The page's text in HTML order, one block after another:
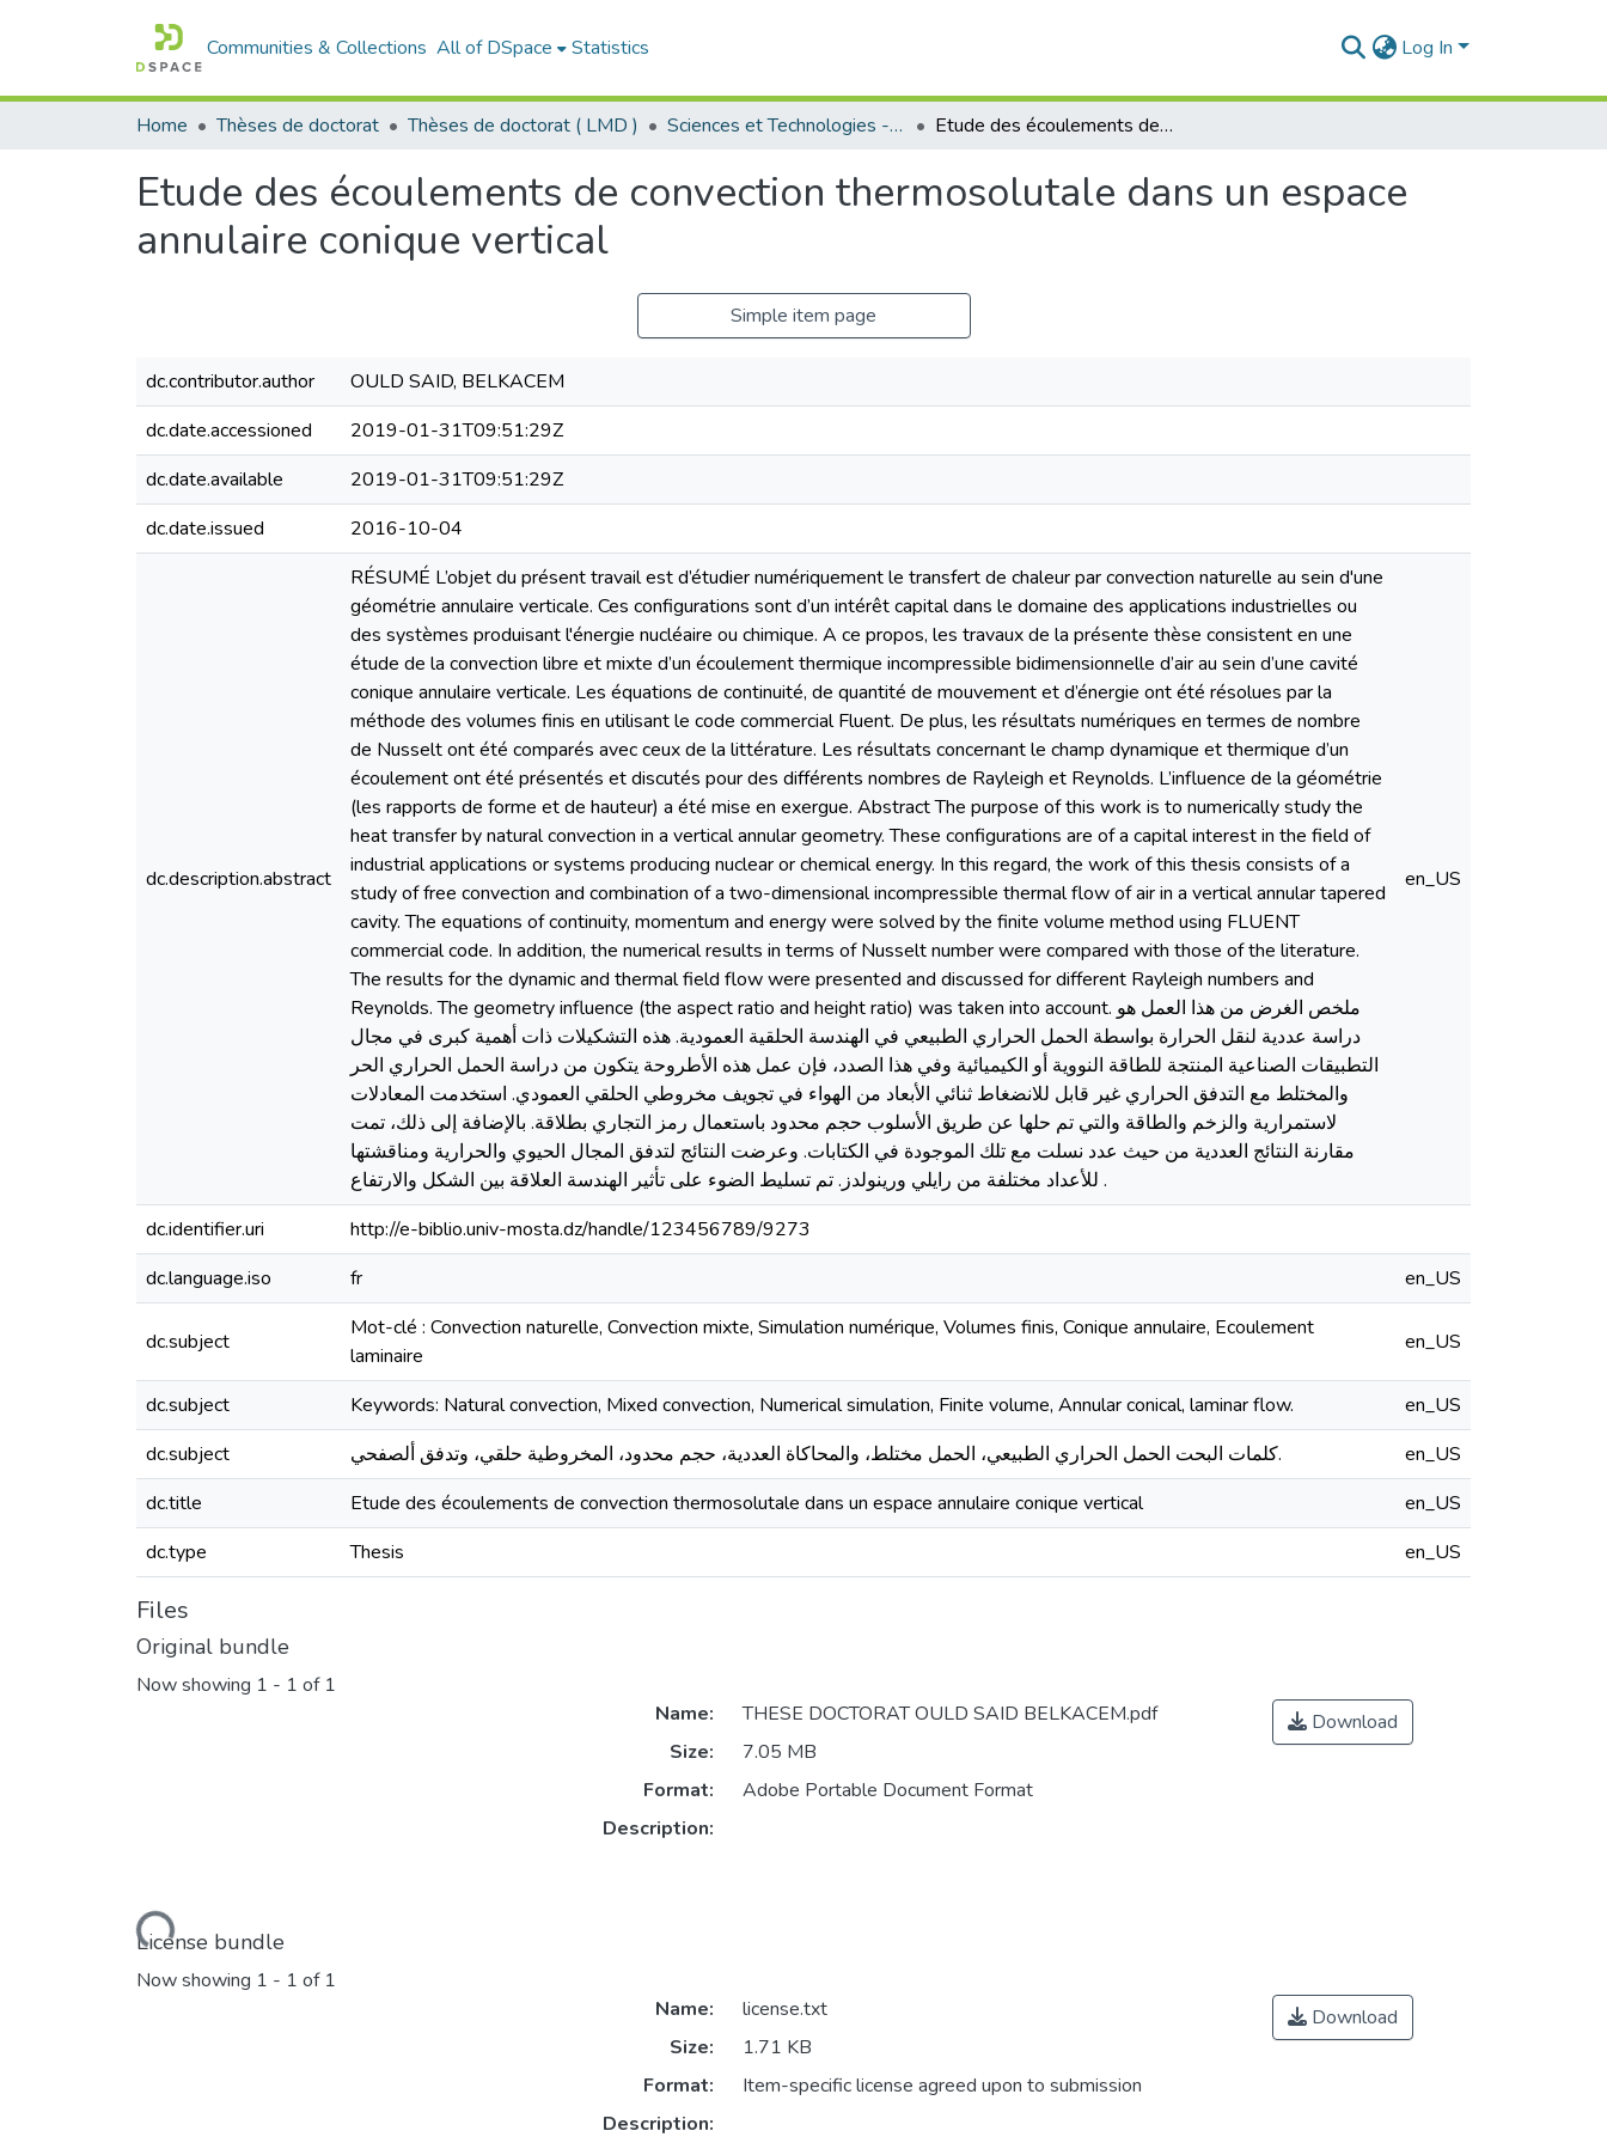
Communities & Collections All of DSpace Statistics Log In
Home Thèses de doctorat Thèses de doctorat ( LMD ) Sciences et Technologies - العلوم و التكنولوجيا Etude des écoulements de convection thermosolutale dans un espace annulaire conique vertical
Etude des écoulements de convection thermosolutale dans un espace
annulaire conique vertical
Simple item page
dc.contributor.author
OULD SAID, BELKACEM
dc.date.accessioned
2019-01-31T09:51:29Z
dc.date.available
2019-01-31T09:51:29Z
dc.date.issued
2016-10-04
dc.description.abstract
RÉSUMÉ L’objet du présent travail est d’étudier numériquement le transfert de chaleur par convection naturelle au sein d'une
géométrie annulaire verticale. Ces configurations sont d’un intérêt capital dans le domaine des applications industrielles ou
des systèmes produisant l'énergie nucléaire ou chimique. A ce propos, les travaux de la présente thèse consistent en une
étude de la convection libre et mixte d’un écoulement thermique incompressible bidimensionnelle d’air au sein d’une cavité
conique annulaire verticale. Les équations de continuité, de quantité de mouvement et d’énergie ont été résolues par la
méthode des volumes finis en utilisant le code commercial Fluent. De plus, les résultats numériques en termes de nombre
de Nusselt ont été comparés avec ceux de la littérature. Les résultats concernant le champ dynamique et thermique d’un
écoulement ont été présentés et discutés pour des différents nombres de Rayleigh et Reynolds. L’influence de la géométrie
(les rapports de forme et de hauteur) a été mise en exergue. Abstract The purpose of this work is to numerically study the
heat transfer by natural convection in a vertical annular geometry. These configurations are of a capital interest in the field of
industrial applications or systems producing nuclear or chemical energy. In this regard, the work of this thesis consists of a
study of free convection and combination of a two-dimensional incompressible thermal flow of air in a vertical annular tapered
cavity. The equations of continuity, momentum and energy were solved by the finite volume method using FLUENT
commercial code. In addition, the numerical results in terms of Nusselt number were compared with those of the literature.
The results for the dynamic and thermal field flow were presented and discussed for different Rayleigh numbers and
Reynolds. The geometry influence (the aspect ratio and height ratio) was taken into account. ملخص الغرض من ھذا العمل ھو
دراسة عددیة لنقل الحرارة بواسطة الحمل الحراري الطبیعي في الھندسة الحلقیة العمودیة. ھذه التشكیلات ذات أھمیة كبرى في مجال
التطبیقات الصناعیة المنتجة للطاقة النوویة أو الكیمیائیة وفي ھذا الصدد، فإن عمل ھذه الأطروحة یتكون من دراسة الحمل الحراري الحر
والمختلط مع التدفق الحراري غیر قابل للانضغاط ثنائي الأبعاد من الھواء في تجویف مخروطي الحلقي العمودي. استخدمت المعادلات
لاستمراریة والزخم والطاقة والتي تم حلھا عن طریق الأسلوب حجم محدود باستعمال رمز التجاري بطلاقة. بالإضافة إلى ذلك، تمت
مقارنة النتائج العددیة من حیث عدد نسلت مع تلك الموجودة في الكتابات. وعرضت النتائج لتدفق المجال الحیوي والحراریة ومناقشتھا
للأعداد مختلفة من رایلي ورینولدز. تم تسلیط الضوء على تأثیر الھندسة العلاقة بین الشكل والارتفاع .
en_US
dc.identifier.uri
http://e-biblio.univ-mosta.dz/handle/123456789/9273
dc.language.iso
fr en_US
dc.subject
Mot-clé : Convection naturelle, Convection mixte, Simulation numérique, Volumes finis, Conique annulaire, Ecoulement
laminaire
en_US
dc.subject Keywords: Natural convection, Mixed convection, Numerical simulation, Finite volume, Annular conical, laminar flow.
en_US
dc.subject
كلمات البحت الحمل الحراري الطبیعي، الحمل مختلط، والمحاكاة العددیة، حجم محدود، المخروطیة حلقي، وتدفق ألصفحي.
en_US
dc.title
Etude des écoulements de convection thermosolutale dans un espace annulaire conique vertical
en_US
dc.type
Thesis en_US
Files
Original bundle
Now showing 1 - 1 of 1
Loading...
Name:
THESE DOCTORAT OULD SAID BELKACEM.pdf
Size:
7.05 MB
Format:
Adobe Portable Document Format
Description:
Download
License bundle
Now showing 1 - 1 of 1
Name:
license.txt
Size:
1.71 KB
Format:
Item-specific license agreed upon to submission
Description:
Download